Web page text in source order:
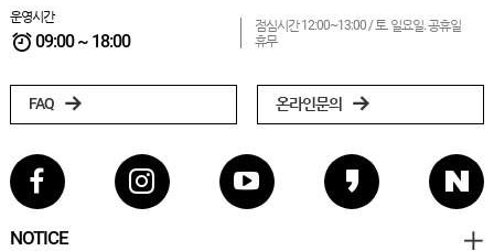
운영시간
09:00 ~ 18:00
점심시간 12:00~13:00 /토. 일요일. 공휴일
휴무
FAQ 온라인문의
NOTICE